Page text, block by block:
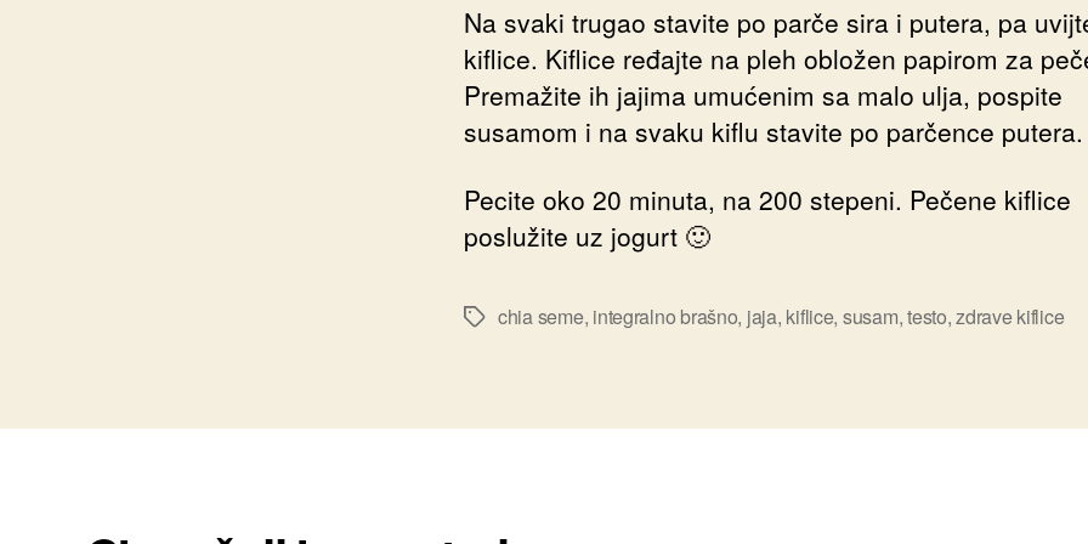
Na svaki trugao stavite po parče sira i putera, pa
kiflice. Kiflice ređajte na pleh obložen papirom za
Premažite ih jajima umućenim sa malo ulja, pospite
susamom i na svaku kiflu stavite po parčence putera.
Pecite oko 20 minuta, na 200 stepeni. Pečene kiflice
poslužite uz jogurt 🙂
Ознакеchia seme, integralno brašno, jaja, kiflice, susam,testo,zdrave kiflice